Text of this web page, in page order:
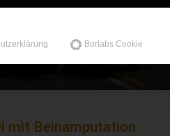
mit Beinamputation
Borlabs Cookie